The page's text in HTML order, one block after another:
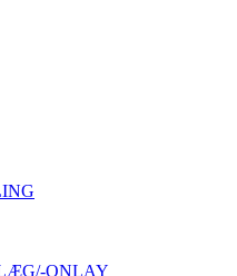
ONLAY